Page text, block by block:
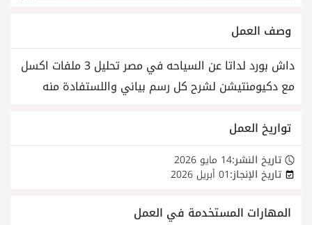
وصف العمل
داش بورد لداتا عن السياحه في مصر تحليل 3 ملفات اكسل
مع دكيومنتيشن لشرح كل رسم بياني واللستفادة منه
تواريخ العمل
تاريخ النشر:14 مايو 2026
تاريخ الإنجاز:01 أبريل 2026
المهارات المستخدمة في العمل